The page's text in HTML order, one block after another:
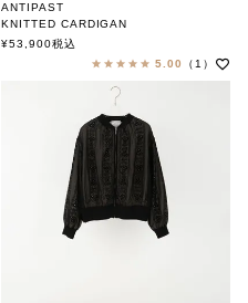
ANTIPAST
KNITTED CARDIGAN
アンティパスト
¥53,900税込
5.00
（1）